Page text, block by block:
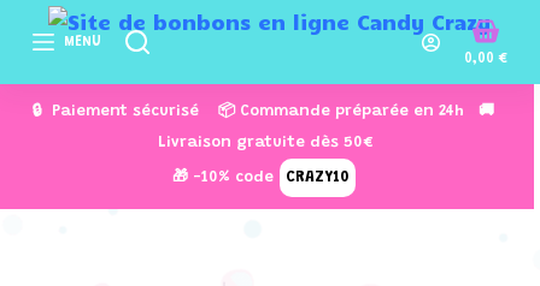
P
s
s
a
MENU
0,00€
🔒 Paiement sécurisé 📦 Commande préparée en 24h 🚚
Livraison gratuite dès 50€
🎁 -10% code CRAZY10